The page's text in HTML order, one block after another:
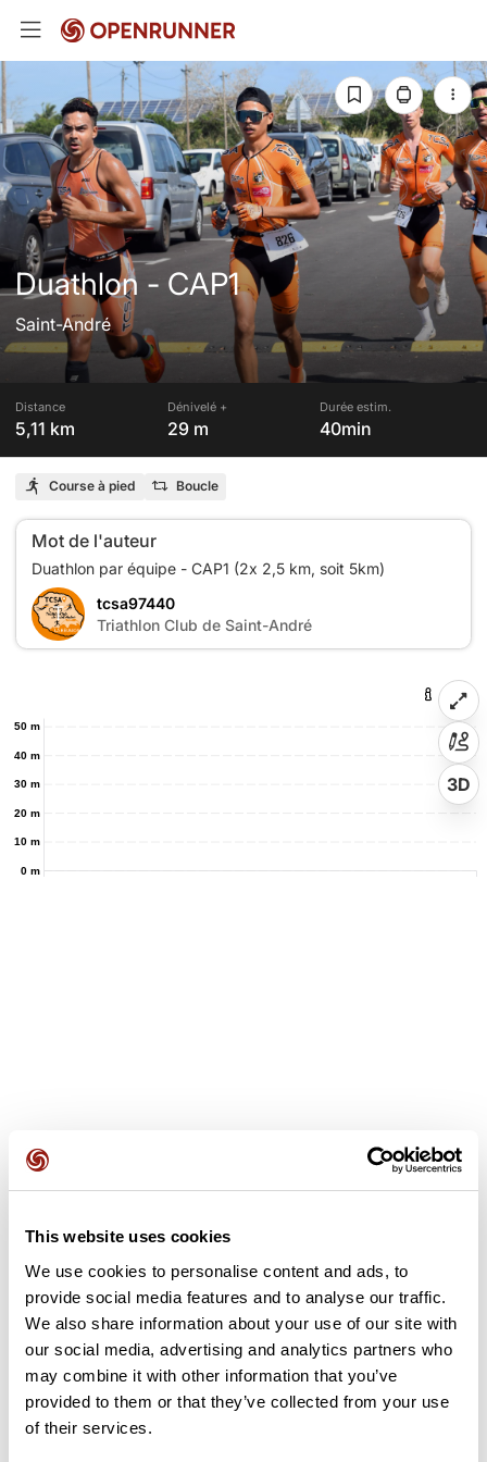
This website uses cookies
We use cookies to personalise content and ads, to
provide social media features and to analyse our traffic.
We also share information about your use of our site with
our social media, advertising and analytics partners who
may combine it with other information that you’ve
provided to them or that they’ve collected from your use
of their services.
Duathlon - CAP1
Saint-André
Distance
5,11 km
Dénivelé +
29 m
Durée estim.
40min
Course à pied Boucle
Mot de l'auteur
T
tcsa97440
Triathlon Club de Saint-André
0 m
10 m
20 m
30 m
40 m
50 m
3D
Soyez le premier à ajouter un avis !
Ajouter un avis